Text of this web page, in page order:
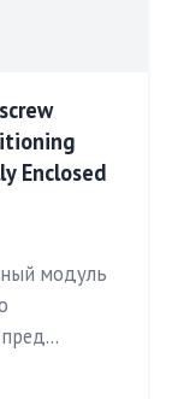
Enclosed
модуль